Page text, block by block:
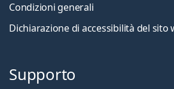
Condizioni generali
Dichiarazione di accessibilità del sito
Supporto